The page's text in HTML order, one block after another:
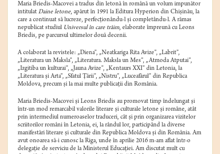
Maria Briedis-Macovei a tradus din letonă în română un volum impunător
intitulat Daine letone, apărut în 1991 la Editura Hyperion din Chișinău, la
care a continuat să lucreze, perfecționându-l și completându-l. A rămas
nepublicat studiul Universul în care trăim, elaborate împreună cu Leons
Briedis, pe parcursul ultimelor două decenii.
A colaborat la revistele: „Diena”, „Neatkariga Rita Avize”, „Labrit”,
„Literatura un Maksla”, „Literatura. Maksla un Mes”, „Atmoda Atputai”,
„Izgitiba un kulturai”, „Jauna Avize”, „Kentaurs XXI” din Letonia, la
„Literatura și Arta”, „Sfatul Țării”, „Nistru”, „Luceafărul” din Republica
Moldova, precum și la mai multe publicații din România.
Maria Briedis-Macovei și Leons Briedis au promovat timp îndelungat și
într-un mod remarcabil valorile literare și culturale letone și române, atât
prin intermediul numeroaselor traduceri, cât și prin organizarea vizitelor
scriitorilor români în Letonia, ei, la rândul lor, participând la diverse
manifestări literare și culturale din Republica Moldova și din România. Am
avut onoarea să-i cunosc la Riga, unde în aprilie 2016 m-am aflat într-o
delegație de serviciu de la Ministerul Educației. Am discutat mult cu